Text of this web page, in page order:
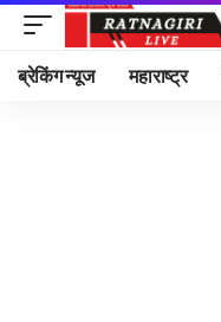
ब्रेकिंग न्यूज महाराष्ट्र